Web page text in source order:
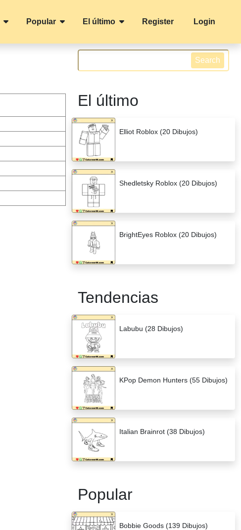
Popular El último Register Login
Search
El último
Elliot Roblox (20 Dibujos)
Shedletsky Roblox (20 Dibujos)
BrightEyes Roblox (20 Dibujos)
Tendencias
Labubu (28 Dibujos)
KPop Demon Hunters (55 Dibujos)
Italian Brainrot (38 Dibujos)
Popular
Bobbie Goods (139 Dibujos)